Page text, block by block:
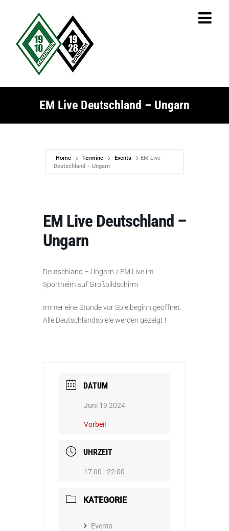
springen
EM Live Deutschland – Ungarn
Home Termine Events
EM Live
Deutschland – Ungarn
EM Live Deutschland –
Ungarn
Deutschland – Ungarn / EM Live im
Sportheim auf Großbildschirm
Immer eine Stunde vor Spielbeginn geöffnet.
Alle Deutschlandspiele werden gezeigt !
DATUM
Juni 19 2024
Vorbei!
UHRZEIT
17:00 - 22:00
KATEGORIE
Events